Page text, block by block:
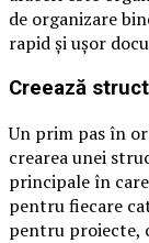
de organizare
rapid și ușor
Creează
Un prim pas în
crearea unei
principale în
pentru fiecare
pentru proiecte,